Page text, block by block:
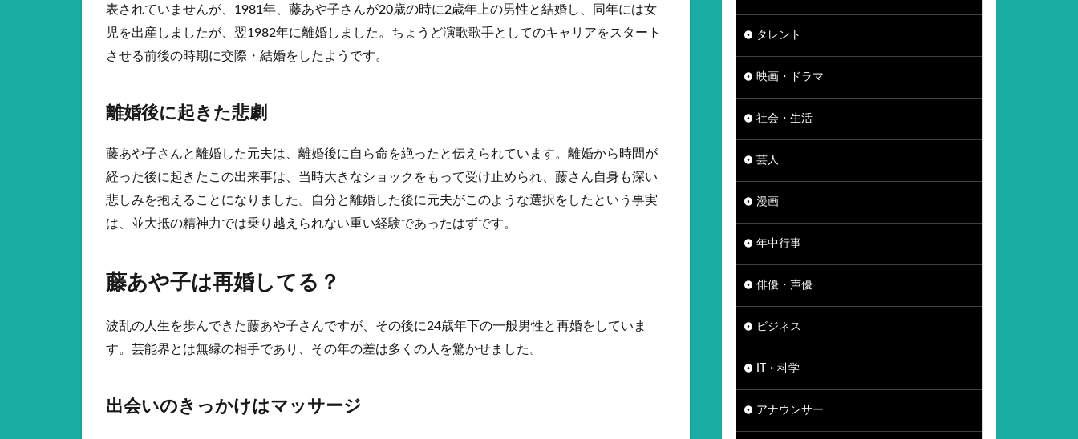
表されていませんが、1981年、藤あや子さんが20歳の時に2歳年上の男性と結婚し、同年には女
児を出産しましたが、翌1982年に離婚しました。ちょうど演歌歌手としてのキャリアをスタート
させる前後の時期に交際・結婚をしたようです。
離婚後に起きた悲劇
藤あや子さんと離婚した元夫は、離婚後に自ら命を絶ったと伝えられています。離婚から時間が
経った後に起きたこの出来事は、当時大きなショックをもって受け止められ、藤さん自身も深い
悲しみを抱えることになりました。自分と離婚した後に元夫がこのような選択をしたという事実
は、並大抵の精神力では乗り越えられない重い経験であったはずです。
藤あや子は再婚してる？
波乱の人生を歩んできた藤あや子さんですが、その後に24歳年下の一般男性と再婚をしていま
す。芸能界とは無縁の相手であり、その年の差は多くの人を驚かせました。
出会いのきっかけはマッサージ
タレント
映画・ドラマ
社会・生活
芸人
漫画
年中行事
俳優・声優
ビジネス
IT・科学
アナウンサー